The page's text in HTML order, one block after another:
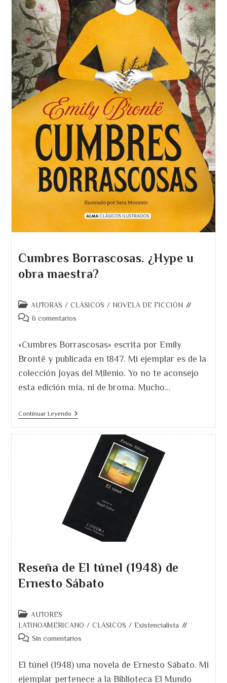
Cumbres Borrascosas. ¿Hype u
obra maestra?
Categoría
de
AUTORAS / CLÁSICOS / NOVELA DE FICCIÓN
Comentarios
entrada:
6 comentarios
«Cumbres Borrascosas» escrita por Emily
Brontë y publicada en 1847. Mi ejemplar es de la
colección Joyas del Milenio. Yo no te aconsejo
esta edición mía, ni de broma. Mucho…
Continuar LeyendoCumbres
Maestra?
Reseña de El túnel (1948) de
Ernesto Sábato
Categoría
de
la
AUTORES
LATINOAMERICANO / CLÁSICOS / Existencialista
Comentarios
entrada:
Sin comentarios
El túnel (1948) una novela de Ernesto Sábato. Mi
ejemplar pertenece a la Biblioteca El Mundo